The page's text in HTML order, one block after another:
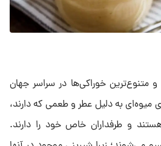
متنوع‌ترین خوراکی‌ها در سراسر جهان
میوه‌ای به دلیل عطر و طعمی که دارند،
و طرفداران خاص خود را دارند.